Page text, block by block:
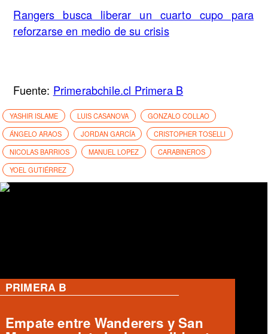
Rangers busca liberar un cuarto cupo para
reforzarse en medio de su crisis
Fuente: Primerabchile.cl Primera B
YASHIR ISLAME LUIS CASANOVA
GONZALO COLLAO
ÁNGELO ARAOS
JORDAN GARCÍA
CRISTOPHER TOSELLI
NICOLAS BARRIOS
MANUEL LOPEZ
CARABINEROS
YOEL GUTIÉRREZ
RANGERS
Oncenas de Ivo Basay y Damián
Muñoz para Rangers vs Curicó